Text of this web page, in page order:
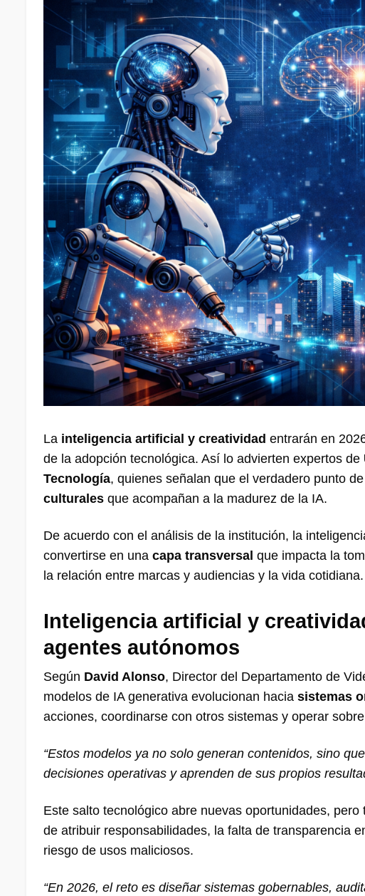
La inteligencia artificial y creatividad entrarán en
de la adopción tecnológica. Así lo advierten expertos de
Tecnología, quienes señalan que el verdadero punto
culturales que acompañan a la madurez de la IA.
De acuerdo con el análisis de la institución, la
convertirse en una capa transversal que impacta la
la relación entre marcas y audiencias y la vida cotidiana.
Inteligencia artificial y
agentes autónomos
Según David Alonso, Director del Departamento de
modelos de IA generativa evolucionan hacia sistemas
acciones, coordinarse con otros sistemas y operar
“Estos modelos ya no solo generan contenidos, sino
decisiones operativas y aprenden de sus propios
Este salto tecnológico abre nuevas oportunidades, pero
de atribuir responsabilidades, la falta de transparencia
riesgo de usos maliciosos.
“En 2026, el reto es diseñar sistemas gobernables,